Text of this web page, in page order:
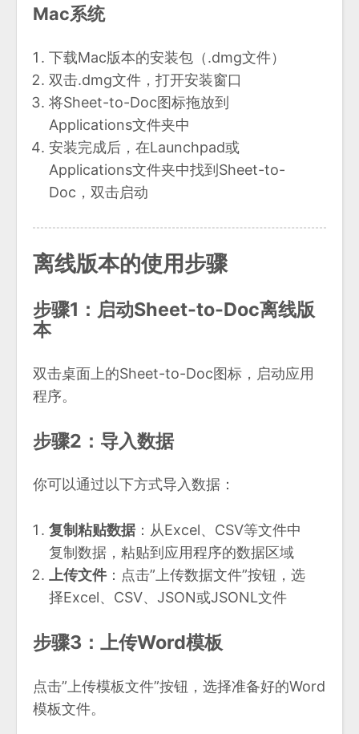
Mac系统
下载Mac版本的安装包（.dmg文件）
双击.dmg文件，打开安装窗口
将Sheet-to-Doc图标拖放到
Applications文件夹中
安装完成后，在Launchpad或
Applications文件夹中找到Sheet-to-
Doc，双击启动
离线版本的使用步骤
步骤1：启动Sheet-to-Doc离线版
本
双击桌面上的Sheet-to-Doc图标，启动应用
程序。
步骤2：导入数据
你可以通过以下方式导入数据：
复制粘贴数据：从Excel、CSV等文件中
复制数据，粘贴到应用程序的数据区域
上传文件：点击”上传数据文件”按钮，选
择Excel、CSV、JSON或JSONL文件
步骤3：上传Word模板
点击”上传模板文件”按钮，选择准备好的Word
模板文件。